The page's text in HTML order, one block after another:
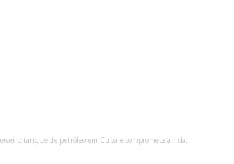
tanque de petróleo em Cuba e compromete ainda...